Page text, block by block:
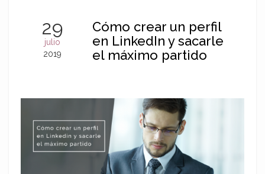
29
julio
2019
Cómo crear un perfil
en LinkedIn y sacarle
el máximo partido